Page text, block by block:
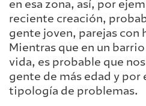
en esa zona, así, por
reciente creación,
gente joven, parejas con
Mientras que en un
vida, es probable que
gente de más edad y por
tipología de problemas.